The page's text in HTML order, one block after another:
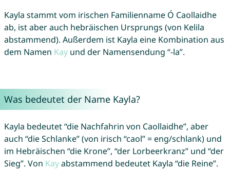
Kayla stammt vom irischen Familienname Ó Caollaidhe
ab, ist aber auch hebräischen Ursprungs (von Kelila
abstammend). Außerdem ist Kayla eine Kombination aus
dem Namen Kayund der Namensendung “-la”.
Was bedeutet der Name Kayla?
Kayla bedeutet “die Nachfahrin von Caollaidhe”, aber
auch “die Schlanke” (von irisch “caol” = eng/schlank) und
im Hebräischen “die Krone”, “der Lorbeerkranz” und “der
Sieg”. Von Kayabstammend bedeutet Kayla “die Reine”.